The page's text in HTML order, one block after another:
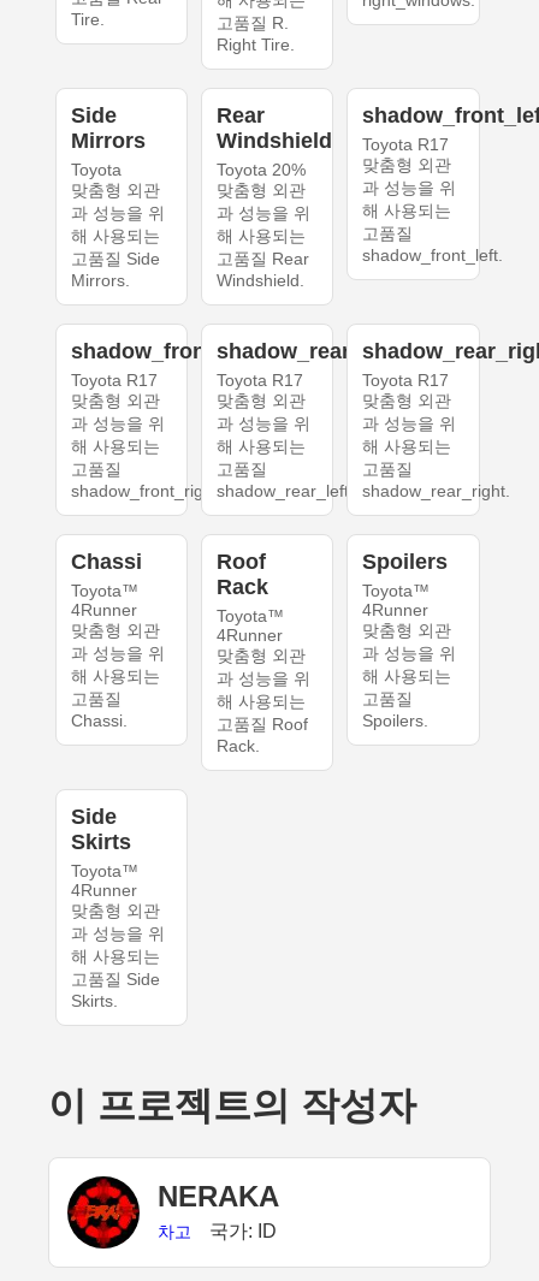
Tire.
고품질 R.
Right Tire.
Side
Mirrors
Toyota
맞춤형 외관
과 성능을 위
해 사용되는
고품질 Side
Mirrors.
Rear
Windshield
Toyota 20%
맞춤형 외관
과 성능을 위
해 사용되는
고품질 Rear
Windshield.
Toyota R17
맞춤형 외관
과 성능을 위
해 사용되는
고품질
shadow_front_left.
shadow_front_right
Toyota R17
맞춤형 외관
과 성능을 위
해 사용되는
고품질
shadow_front_right.
shadow_rear_left
Toyota R17
맞춤형 외관
과 성능을 위
해 사용되는
고품질
shadow_rear_left.
Toyota R17
맞춤형 외관
과 성능을 위
해 사용되는
고품질
shadow_rear_right.
Chassi
Toyota™
4Runner
맞춤형 외관
과 성능을 위
해 사용되는
고품질
Chassi.
Roof
Rack
Toyota™
4Runner
맞춤형 외관
과 성능을 위
해 사용되는
고품질 Roof
Rack.
Spoilers
Toyota™
4Runner
맞춤형 외관
과 성능을 위
해 사용되는
고품질
Spoilers.
Side
Skirts
Toyota™
4Runner
맞춤형 외관
과 성능을 위
해 사용되는
고품질 Side
Skirts.
이 프로젝트의 작성자
NERAKA
차고 국가: ID